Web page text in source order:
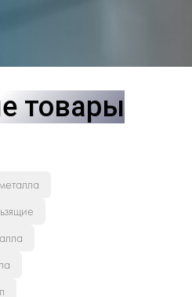
товары